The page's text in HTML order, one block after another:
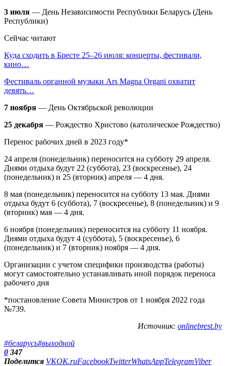
3 июля — День Независимости Республики Беларусь (День
Республики)
Сейчас читают
Куда сходить в Бресте 25–26 июля: концерты, фестивали,
кино…
Фестиваль органной музыки Ars Magna Organi охватит
девять…
7 ноября — День Октябрьской революции
25 декабря — Рождество Христово (католическое Рождество)
Перенос рабочих дней в 2023 году*
24 апреля (понедельник) переносится на субботу 29 апреля.
Днями отдыха будут 22 (суббота), 23 (воскресенье), 24
(понедельник) и 25 (вторник) апреля — 4 дня.
8 мая (понедельник) переносится на субботу 13 мая. Днями
отдыха будут 6 (суббота), 7 (воскресенье), 8 (понедельник) и 9
(вторник) мая — 4 дня.
6 ноября (понедельник) переносится на субботу 11 ноября.
Днями отдыха будут 4 (суббота), 5 (воскресенье), 6
(понедельник) и 7 (вторник) ноября — 4 дня.
Организации с учетом специфики производства (работы)
могут самостоятельно устанавливать иной порядок переноса
рабочего дня
*постановление Совета Министров от 1 ноября 2022 года
№739.
Источник: onlinebrest.by
#беларусь#выходной
0 347
Поделится VKOK.ruFacebookTwitterWhatsAppTelegramViber